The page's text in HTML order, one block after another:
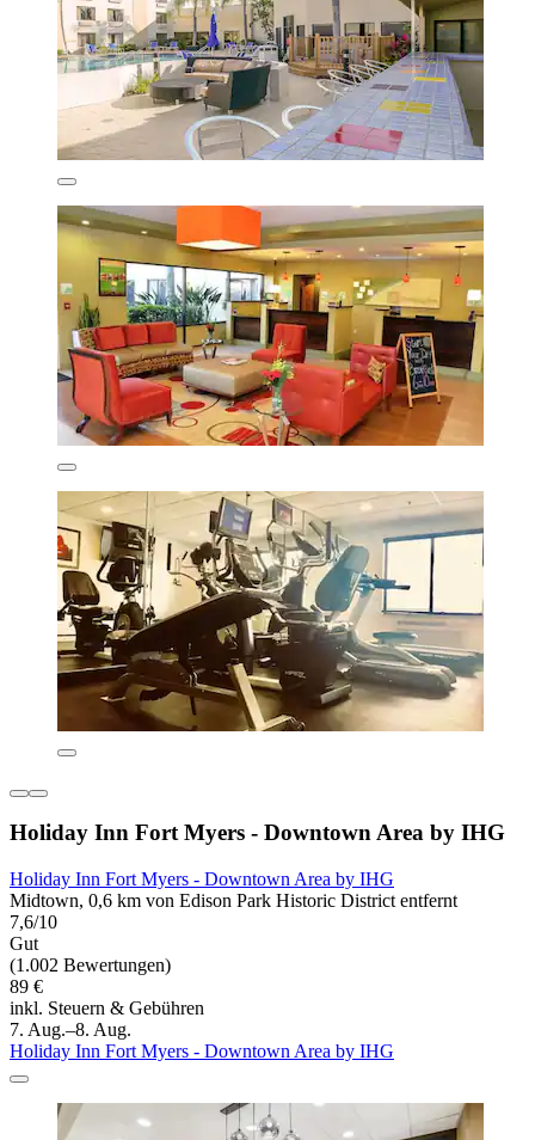
Holiday Inn Fort Myers - Downtown Area by IHG
Holiday Inn Fort Myers - Downtown Area by IHG
Midtown, 0,6 km von Edison Park Historic District entfernt
7,6/10
Gut
(1.002 Bewertungen)
89 €
inkl. Steuern & Gebühren
7. Aug.–8. Aug.
Holiday Inn Fort Myers - Downtown Area by IHG